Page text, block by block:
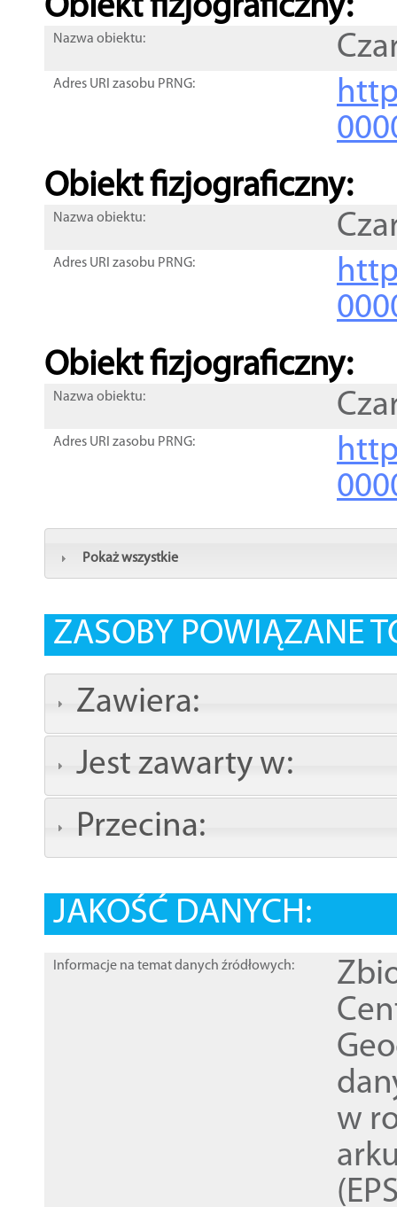
Obiekt fizjograficzny:
Nazwa obiektu:
Adres URI zasobu PRNG:
Obiekt fizjograficzny:
Nazwa obiektu:
Adres URI zasobu PRNG:
Obiekt fizjograficzny:
Nazwa obiektu:
Adres URI zasobu PRNG:
Pokaż wszystkie
ZASOBY POWIĄZANE
Zawiera:
Jest zawarty w:
Przecina:
JAKOŚĆ DANYCH:
Informacje na temat danych źródłowych:
w